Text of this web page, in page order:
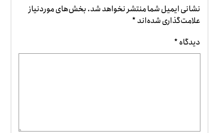
نشانی ایمیل شما منتشر نخواهد شد.بخش‌های موردنیاز
علامت‌گذاری شده‌اند*
دیدگاه*